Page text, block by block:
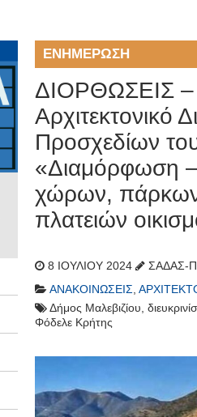
ΕΝΗΜΈΡΩΣΗ
ΔΙΟΡΘΩΣΕΙΣ –
Αρχιτεκτονικό
Προσχεδίων
«Διαμόρφωση
χώρων,
πλατειών
8 ΙΟΥΛΊΟΥ 2024
ΣΑΔΑΣ-
ΑΝΑΚΟΙΝΏΣΕΙΣ,
Δήμος Μαλεβιζίου,
Φόδελε Κρήτης